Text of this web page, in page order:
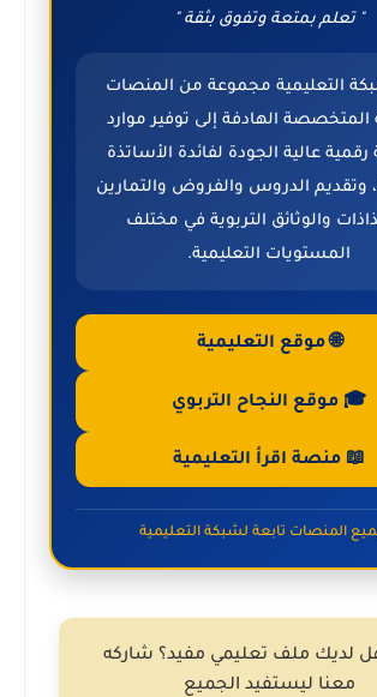
" تعلم بمتعة وتفوق بثقة "
التعليمية مجموعة من المنصات
المتخصصة الهادفة إلى توفير موارد
رقمية عالية الجودة لفائدة الأساتذة
وتقديم الدروس والفروض والتمارين
والوثائق التربوية في مختلف
المستويات التعليمية.
🌐 موقع التعليمية
🎓 موقع النجاح التربوي
📖 منصة اقرأ التعليمية
المنصات تابعة لشبكة التعليمية
لديك ملف تعليمي مفيد؟ شاركه
معنا ليستفيد الجميع